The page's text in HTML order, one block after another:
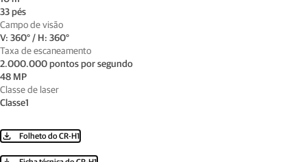
33 pés
Campo de visão
V: 360° / H: 360°
Taxa de escaneamento
2.000.000 pontos por segundo
48 MP
Classe de laser
Classe1
Folheto do CR-H1